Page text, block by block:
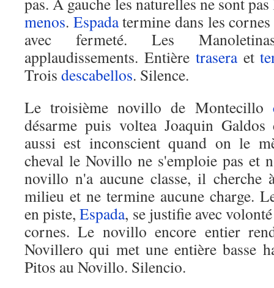
menos. Espadatermine dans les
avec fermeté. Les
applaudissements. Entière traseraet
Trois descabellos. Silence.
Le troisième novillo de Montecillo
désarme puis voltea Joaquin
aussi est inconscient quand on le
cheval le Novillo ne s'emploie pas et
novillo n'a aucune classe, il cherche
milieu et ne termine aucune charge.
en piste,Espada, se justifie avec
cornes. Le novillo encore entier
Novillero qui met une entière basse
Pitos au Novillo. Silencio.